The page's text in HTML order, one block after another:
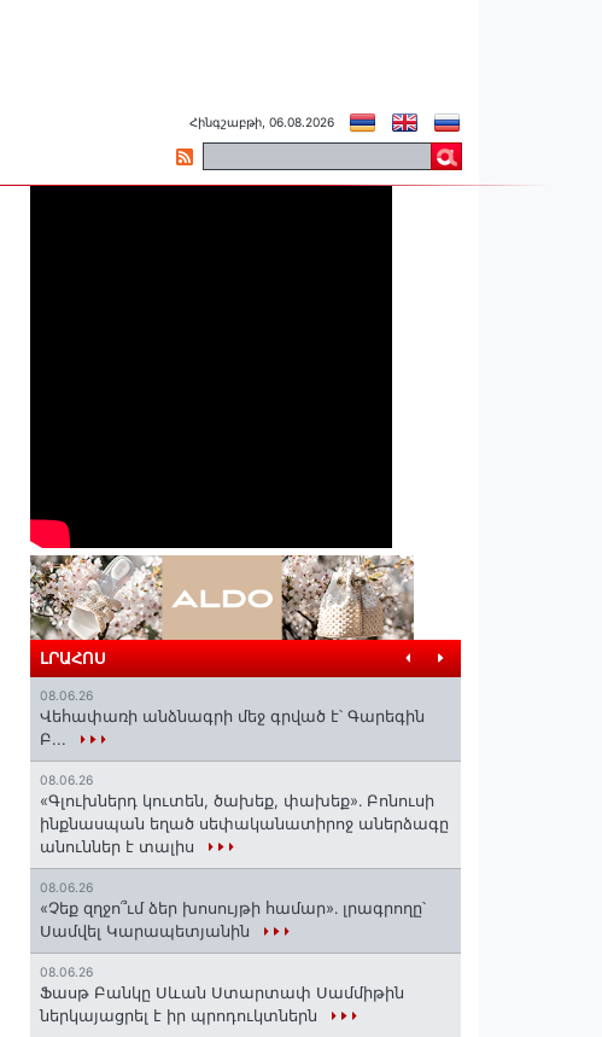
Հինգշաբթի, 06.08.2026
ԼՐԱՀՈՍ
08.06.26
Վեհափառի անձնագրի մեջ գրված է՝ Գարեգին
Բ...
08.06.26
«Գլուխներդ կուտեն, ծախեք, փախեք»․ Բոնուսի
ինքնասպան եղած սեփականատիրոջ աներձագը
անուններ է տալիս
08.06.26
«Չեք զղջո՞ւմ ձեր խոսույթի համար»․ լրագրողը՝
Սամվել Կարապետյանին
08.06.26
Ֆասթ Բանկը Սևան Ստարտափ Սամմիթին
ներկայացրել է իր պրոդուկտներն